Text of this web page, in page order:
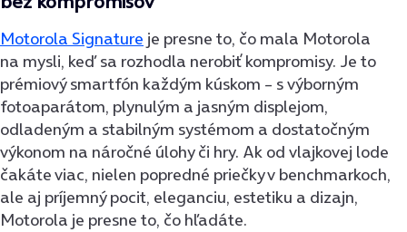
Motorola Signature je presne to, čo mala Motorola
na mysli, keď sa rozhodla nerobiť kompromisy. Je to
prémiový smartfón každým kúskom – s výborným
fotoaparátom, plynulým a jasným displejom,
odladeným a stabilným systémom a dostatočným
výkonom na náročné úlohy či hry. Ak od vlajkovej lode
čakáte viac, nielen popredné priečky v benchmarkoch,
ale aj príjemný pocit, eleganciu, estetiku a dizajn,
Motorola je presne to, čo hľadáte.